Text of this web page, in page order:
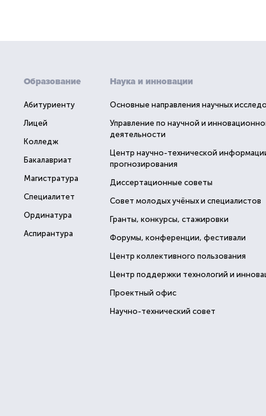
Образование
Абитуриенту
Лицей
Колледж
Бакалавриат
Магистратура
Специалитет
Ординатура
Аспирантура
Наука и инновации
Основные направления научных
Управление по научной и
деятельности
Центр научно-технической
прогнозирования
Диссертационные советы
Совет молодых учёных и специалистов
Гранты, конкурсы, стажировки
Форумы, конференции, фестивали
Центр коллективного пользования
Центр поддержки технологий и
Проектный офис
Научно-технический совет